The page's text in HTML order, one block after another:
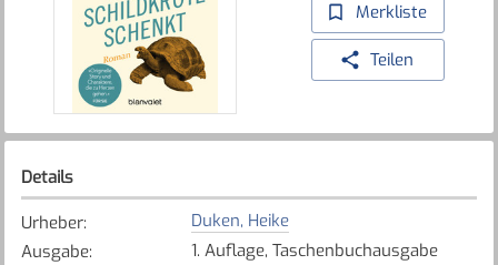
Merkliste
Teilen
Details
Urheber:
Duken, Heike
Ausgabe:
1. Auflage, Taschenbuchausgabe